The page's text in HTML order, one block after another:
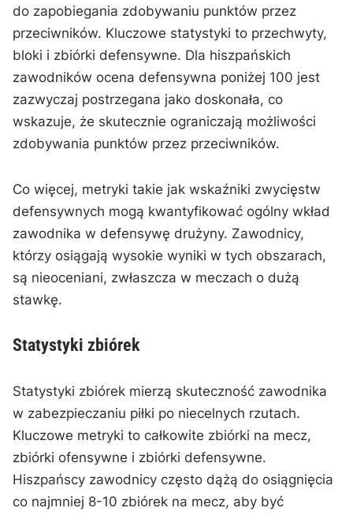
do zapobiegania zdobywaniu punktów przez
przeciwników. Kluczowe statystyki to przechwyty,
bloki i zbiórki defensywne. Dla hiszpańskich
zawodników ocena defensywna poniżej 100 jest
zazwyczaj postrzegana jako doskonała, co
wskazuje, że skutecznie ograniczają możliwości
zdobywania punktów przez przeciwników.
Co więcej, metryki takie jak wskaźniki zwycięstw
defensywnych mogą kwantyfikować ogólny wkład
zawodnika w defensywę drużyny. Zawodnicy,
którzy osiągają wysokie wyniki w tych obszarach,
są nieoceniani, zwłaszcza w meczach o dużą
stawkę.
Statystyki zbiórek
Statystyki zbiórek mierzą skuteczność zawodnika
w zabezpieczaniu piłki po niecelnych rzutach.
Kluczowe metryki to całkowite zbiórki na mecz,
zbiórki ofensywne i zbiórki defensywne.
Hiszpańscy zawodnicy często dążą do osiągnięcia
co najmniej 8-10 zbiórek na mecz, aby być